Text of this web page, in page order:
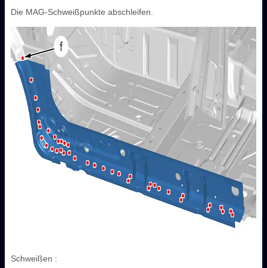
Die MAG-Schweißpunkte abschleifen.
Schweißen :